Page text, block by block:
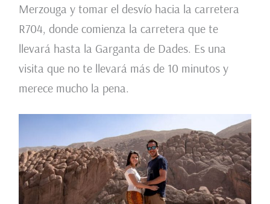
Merzouga y tomar el desvío hacia la carretera
R704, donde comienza la carretera que te
llevará hasta la Garganta de Dades. Es una
visita que no te llevará más de 10 minutos y
merece mucho la pena.